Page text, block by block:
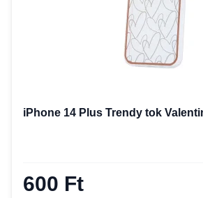
iPhone 14 Plus Trendy tok
600 Ft